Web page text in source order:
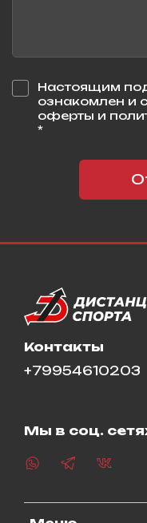
Настоящим
ознакомлен и
оферты и
*
Контакты
+79954610203
Мы в соц.